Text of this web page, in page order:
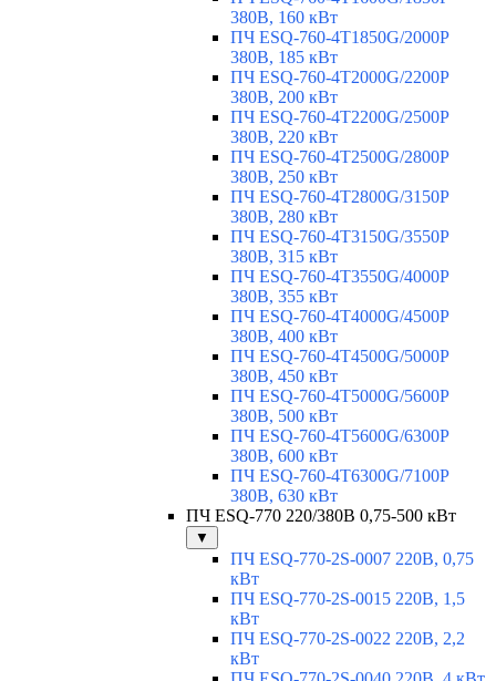
380В, 160 кВт
ПЧ ESQ-760-4T1850G/2000P
380В, 185 кВт
ПЧ ESQ-760-4T2000G/2200P
380В, 200 кВт
ПЧ ESQ-760-4T2200G/2500P
380В, 220 кВт
ПЧ ESQ-760-4T2500G/2800P
380В, 250 кВт
ПЧ ESQ-760-4T2800G/3150P
380В, 280 кВт
ПЧ ESQ-760-4T3150G/3550P
380В, 315 кВт
ПЧ ESQ-760-4T3550G/4000P
380В, 355 кВт
ПЧ ESQ-760-4T4000G/4500P
380В, 400 кВт
ПЧ ESQ-760-4T4500G/5000P
380В, 450 кВт
ПЧ ESQ-760-4T5000G/5600P
380В, 500 кВт
ПЧ ESQ-760-4T5600G/6300P
380В, 600 кВт
ПЧ ESQ-760-4T6300G/7100P
380В, 630 кВт
ПЧ ESQ-770 220/380В 0,75-500 кВт
▼
ПЧ ESQ-770-2S-0007 220В, 0,75
кВт
ПЧ ESQ-770-2S-0015 220В, 1,5
кВт
ПЧ ESQ-770-2S-0022 220В, 2,2
кВт